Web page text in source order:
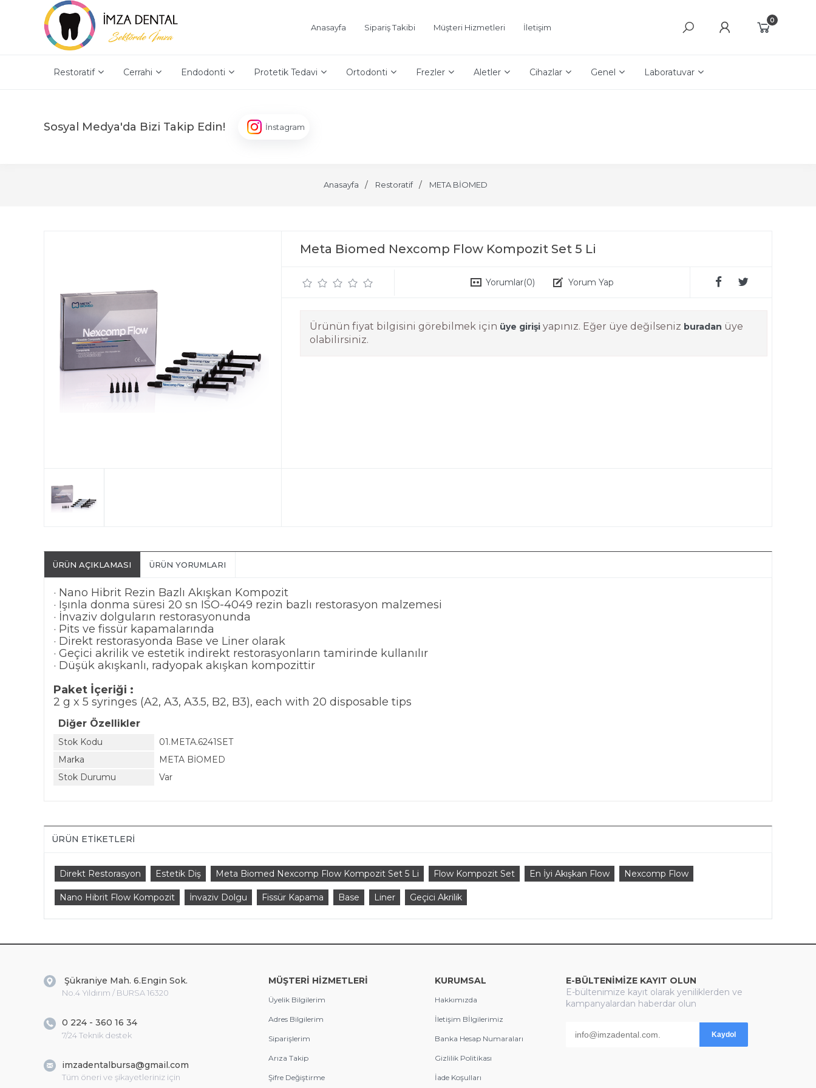
Anasayfa Sipariş Takibi Müşteri Hizmetleri İletişim
0
Restoratif Cerrahi Endodonti Protetik Tedavi Ortodonti Frezler Aletler Cihazlar Genel Laboratuvar
Sosyal Medya'da Bizi Takip Edin! İnstagram
Anasayfa Restoratif META BİOMED
Meta Biomed Nexcomp Flow Kompozit Set 5 Li
Yorumlar(0) Yorum Yap
Ürünün fiyat bilgisini görebilmek için üye girişi yapınız. Eğer üye değilseniz buradan üye
olabilirsiniz.
ÜRÜN AÇIKLAMASI ÜRÜN YORUMLARI
· Nano Hibrit Rezin Bazlı Akışkan Kompozit
· Işınla donma süresi 20 sn ISO-4049 rezin bazlı restorasyon malzemesi
· İnvaziv dolguların restorasyonunda
· Pits ve fissür kapamalarında
· Direkt restorasyonda Base ve Liner olarak
· Geçici akrilik ve estetik indirekt restorasyonların tamirinde kullanılır
· Düşük akışkanlı, radyopak akışkan kompozittir
Paket İçeriği :
2 g x 5 syringes (A2, A3, A3.5, B2, B3), each with 20 disposable tips
Diğer Özellikler
Stok Kodu
01.META.6241SET
Marka
META BİOMED
Stok Durumu
Var
ÜRÜN ETIKETLERI
Direkt Restorasyon Estetik Diş Meta Biomed Nexcomp Flow Kompozit Set 5 Li Flow Kompozit Set En İyi Akışkan Flow Nexcomp Flow
Nano Hibrit Flow Kompozit İnvaziv Dolgu Fissür Kapama Base Liner Geçici Akrilik
Şükraniye Mah. 6.Engin Sok.
No.4 Yıldırım / BURSA 16320
0 224 - 360 16 34
7/24 Teknik destek
imzadentalbursa@gmail.com
Tüm öneri ve şikayetleriniz için
MÜŞTERİ HİZMETLERİ
Üyelik Bilgilerim
Adres Bilgilerim
Siparişlerim
Arıza Takip
Şifre Değiştirme
KURUMSAL
Hakkımızda
İletişim Bİlgilerimiz
Banka Hesap Numaraları
Gizlilik Politikası
İade Koşulları
E-BÜLTENİMİZE KAYIT OLUN
E-bültenimize kayıt olarak yeniliklerden ve
kampanyalardan haberdar olun
Kaydol